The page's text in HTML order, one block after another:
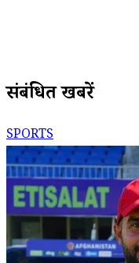
संबंधित खबरें
SPORTS